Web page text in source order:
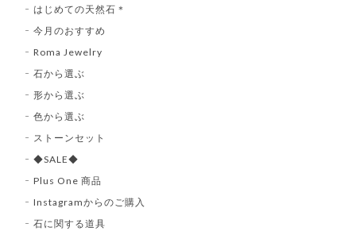
はじめての天然石＊
今月のおすすめ
Roma Jewelry
石から選ぶ
形から選ぶ
色から選ぶ
ストーンセット
◆SALE◆
Plus One 商品
Instagramからのご購入
石に関する道具